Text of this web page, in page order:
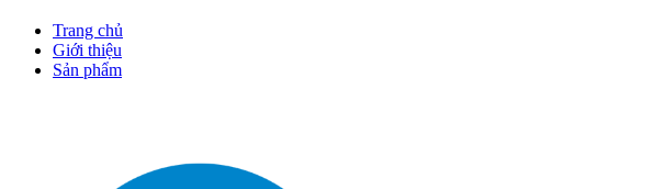
Trang chủ
Giới thiệu
Sản phẩm